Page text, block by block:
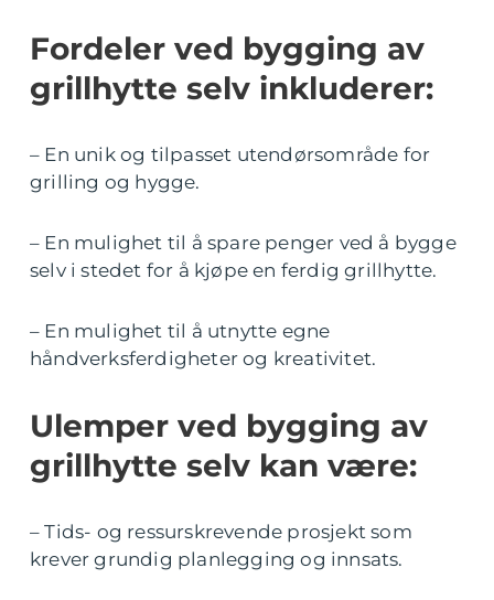
Fordeler ved bygging av
grillhytte selv inkluderer:
– En unik og tilpasset utendørsområde for
grilling og hygge.
– En mulighet til å spare penger ved å bygge
selv i stedet for å kjøpe en ferdig grillhytte.
– En mulighet til å utnytte egne
håndverksferdigheter og kreativitet.
Ulemper ved bygging av
grillhytte selv kan være:
– Tids- og ressurskrevende prosjekt som
krever grundig planlegging og innsats.